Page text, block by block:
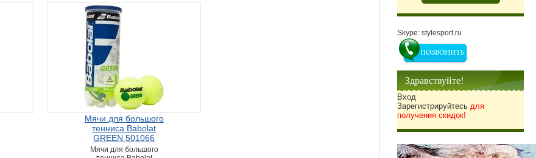
Мячи для большого
тенниса Babolat
GREEN 501066
Мячи для большого
Skype: stylesport.ru
Здравствуйте!
Вход
Зарегистрируйтесь для
получения скидок!